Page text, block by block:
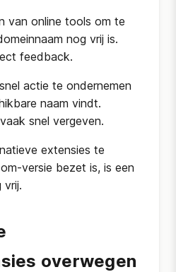
van online tools om te
nog vrij is.
feedback.
actie te ondernemen
naam vindt.
snel vergeven.
extensies te
versie bezet is, is een
vrij.
overwegen